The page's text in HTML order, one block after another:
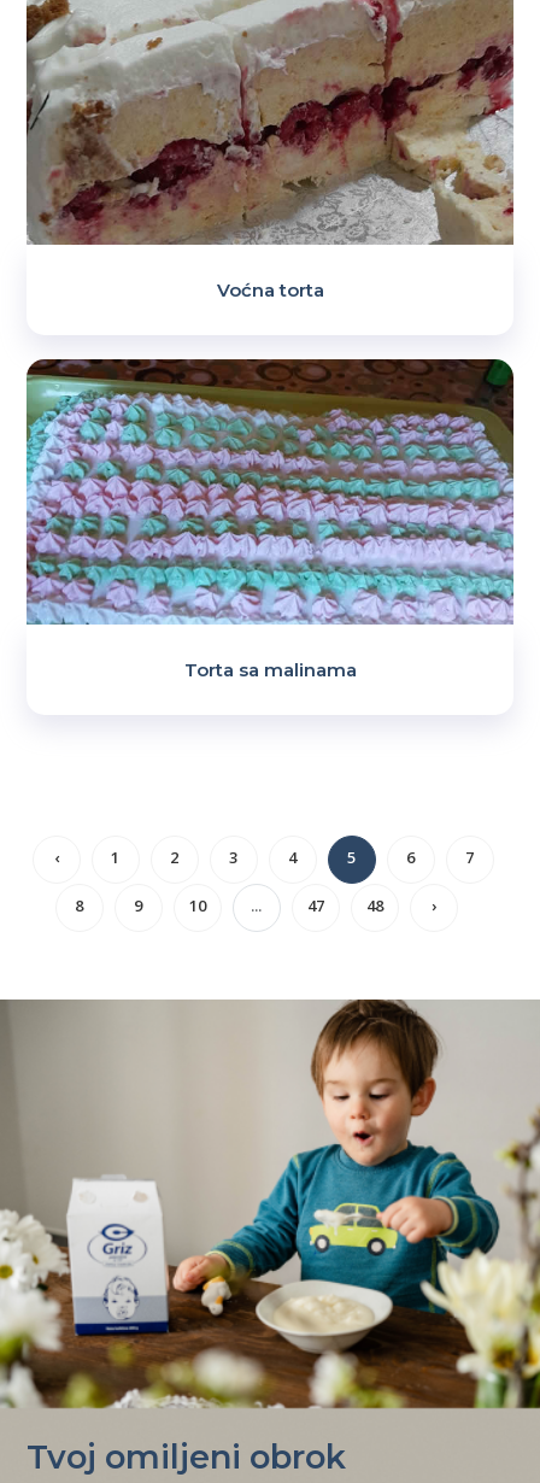
Voćna torta
Torta sa malinama
‹ 1 2 3 4 5 6 7
8 9 10 ... 47 48 ›
Tvoj omiljeni obrok